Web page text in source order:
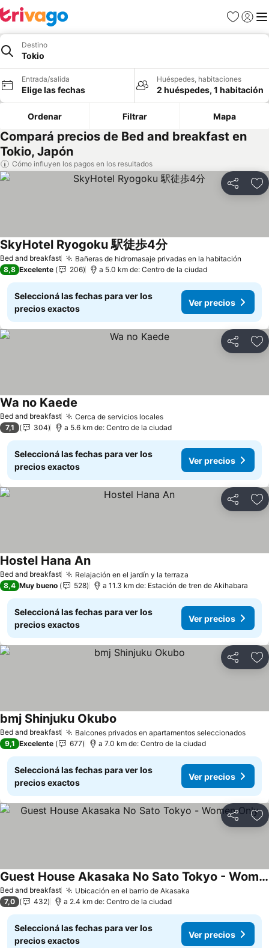
Favoritos
Iniciar
Destino
Tokio
Entrada/salida
Elige las fechas
Huéspedes, habitaciones
2 huéspedes, 1 habitación
Ordenar Filtrar Mapa
Compará precios de Bed and breakfast en
Tokio, Japón
Cómo influyen los pagos en los resultados
Compartir
Bed and breakfast Bañeras de hidromasaje privadas en la habitación
SkyHotel Ryogoku 駅徒歩4分
8,8 Excelente 206 a 5.0 km de: Centro de la ciudad
Seleccioná las fechas para ver los
precios exactos
Ver precios
Compartir
Bed and breakfast Cerca de servicios locales
Wa no Kaede
7,1 304 a 5.6 km de: Centro de la ciudad
Seleccioná las fechas para ver los
precios exactos
Ver precios
Compartir
Bed and breakfast Relajación en el jardín y la terraza
Hostel Hana An
8,4 Muy bueno 528 a 11.3 km de: Estación de tren de Akihabara
Seleccioná las fechas para ver los
precios exactos
Ver precios
Compartir
Bed and breakfast Balcones privados en apartamentos seleccionados
bmj Shinjuku Okubo
9,1 Excelente 677 a 7.0 km de: Centro de la ciudad
Seleccioná las fechas para ver los
precios exactos
Ver precios
Compartir
Bed and breakfast Ubicación en el barrio de Akasaka
Guest House Akasaka No Sato Tokyo - Women Only
7,0 432 a 2.4 km de: Centro de la ciudad
Seleccioná las fechas para ver los
precios exactos
Ver precios